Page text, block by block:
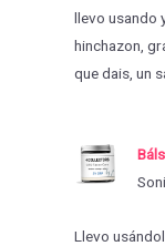
llevo usando
hinchazon,
que dais, un
Llevo